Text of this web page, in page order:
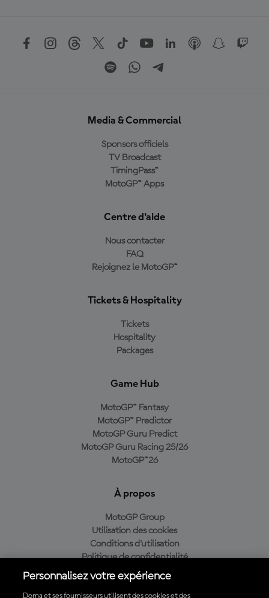
Media & Commercial
Sponsors officiels
TV Broadcast
TimingPass™
MotoGP™ Apps
Centre d'aide
Nous contacter
FAQ
Rejoignez le MotoGP™
Tickets & Hospitality
Tickets
Hospitality
Packages
Game Hub
MotoGP™ Fantasy
MotoGP™ Predictor
MotoGP Guru Predict
MotoGP Guru Racing 25/26
MotoGP™26
À propos
MotoGP Group
Utilisation des cookies
Conditions d'utilisation
Politique de confidentialité
Politique d’achat
Personnalisez votre expérience
Dorna et ses fournisseurs utilisent des cookies et des